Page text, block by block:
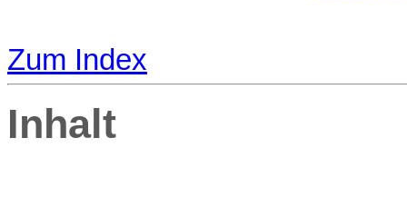
Zum Index
Inhalt